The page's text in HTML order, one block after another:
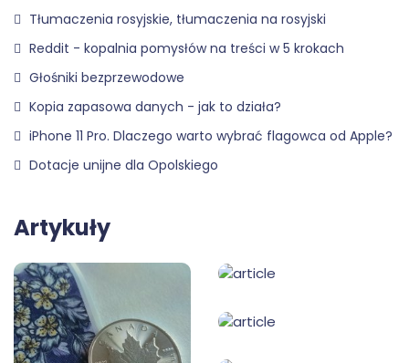
Tłumaczenia rosyjskie, tłumaczenia na rosyjski
Reddit - kopalnia pomysłów na treści w 5 krokach
Głośniki bezprzewodowe
Kopia zapasowa danych - jak to działa?
iPhone 11 Pro. Dlaczego warto wybrać flagowca od Apple?
Dotacje unijne dla Opolskiego
Artykuły